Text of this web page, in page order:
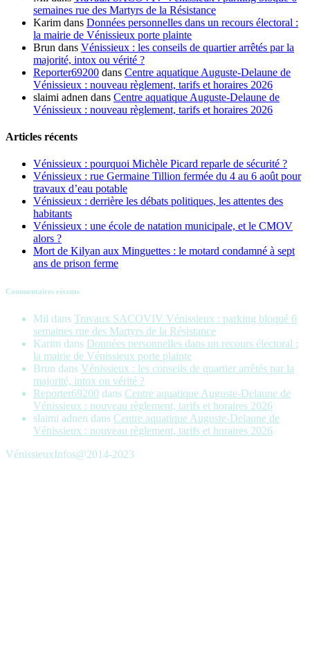
semaines rue des Martyrs de la Résistance
Karim dans Données personnelles dans un recours électoral :
la mairie de Vénissieux porte plainte
Brun dans Vénissieux : les conseils de quartier arrêtés par la
majorité, intox ou vérité ?
Reporter69200 dans Centre aquatique Auguste-Delaune de
Vénissieux : nouveau règlement, tarifs et horaires 2026
slaimi adnen dans Centre aquatique Auguste-Delaune de
Vénissieux : nouveau règlement, tarifs et horaires 2026
Articles récents
Vénissieux : pourquoi Michèle Picard reparle de sécurité ?
Vénissieux : rue Germaine Tillion fermée du 4 au 6 août pour
travaux d’eau potable
Vénissieux : derrière les débats politiques, les attentes des
habitants
Vénissieux : une école de natation municipale, et le CMOV
alors ?
Mort de Kilyan aux Minguettes : le motard condamné à sept
ans de prison ferme
Commentaires récents
Mil dans Travaux SACOVIV Vénissieux : parking bloqué 6
semaines rue des Martyrs de la Résistance
Karim dans Données personnelles dans un recours électoral :
la mairie de Vénissieux porte plainte
Brun dans Vénissieux : les conseils de quartier arrêtés par la
majorité, intox ou vérité ?
Reporter69200 dans Centre aquatique Auguste-Delaune de
Vénissieux : nouveau règlement, tarifs et horaires 2026
slaimi adnen dans Centre aquatique Auguste-Delaune de
Vénissieux : nouveau règlement, tarifs et horaires 2026
VénissieuxInfos@2014-2023